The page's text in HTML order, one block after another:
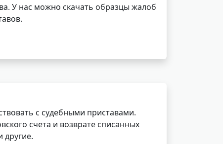
У нас можно скачать образцы жалоб
с судебными приставами.
счета и возврате списанных
другие.